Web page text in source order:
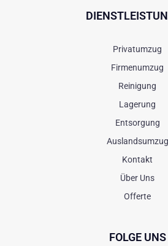
Privatumzug
Firmenumzug
Reinigung
Lagerung
Entsorgung
Auslandsumzug
Kontakt
Über Uns
Offerte
FOLGE UNS